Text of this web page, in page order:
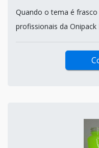
Quando o tema é
profissionais da Onipack